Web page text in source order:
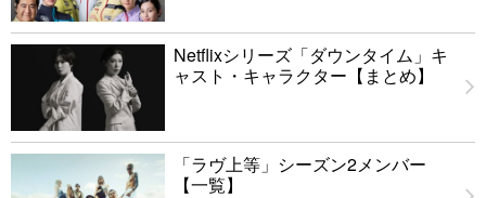
Netflixシリーズ「ダウンタイム」キ
ャスト・キャラクター【まとめ】
「ラヴ上等」シーズン2メンバー
【一覧】